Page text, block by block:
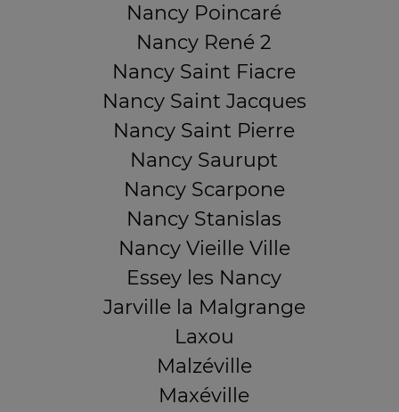
Nancy Poincaré
Nancy René 2
Nancy Saint Fiacre
Nancy Saint Jacques
Nancy Saint Pierre
Nancy Saurupt
Nancy Scarpone
Nancy Stanislas
Nancy Vieille Ville
Essey les Nancy
Jarville la Malgrange
Laxou
Malzéville
Maxéville